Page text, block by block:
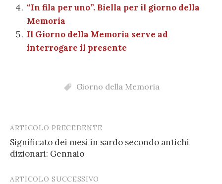
“In fila per uno”. Biella per il giorno della
Memoria
Il Giorno della Memoria serve ad
interrogare il presente
Giorno della Memoria
Post
navigation
ARTICOLO PRECEDENTE
Significato dei mesi in sardo secondo antichi
dizionari: Gennaio
ARTICOLO SUCCESSIVO